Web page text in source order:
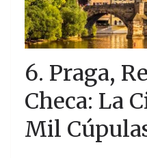
6. Praga,
Checa: La
Mil